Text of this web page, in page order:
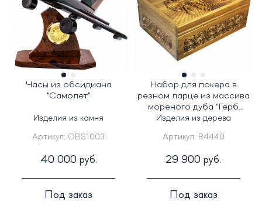
Часы из обсидиана
"Самолет"
Изделия из камня
Артикул: OBS1003
40 000 руб.
Под заказ
Набор для покера в
резном ларце из массива
мореного дуба "Герб
России" 500 фишек
Изделия из дерева
Артикул: R4440
29 900 руб.
Под заказ